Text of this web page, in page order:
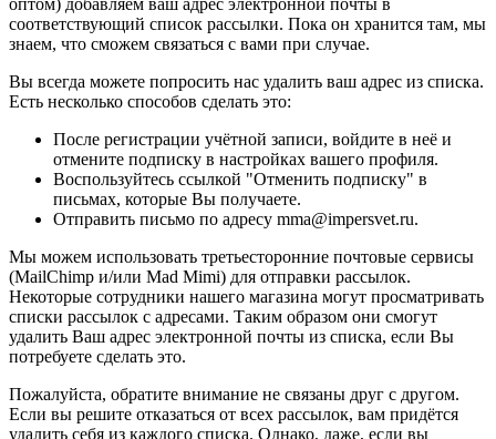
оптом) добавляем ваш адрес электронной почты в
соответствующий список рассылки. Пока он хранится там, мы
знаем, что сможем связаться с вами при случае.
Вы всегда можете попросить нас удалить ваш адрес из списка.
Есть несколько способов сделать это:
После регистрации учётной записи, войдите в неё и
отмените подписку в настройках вашего профиля.
Воспользуйтесь ссылкой "Отменить подписку" в
письмах, которые Вы получаете.
Отправить письмо по адресу mma@impersvet.ru.
Мы можем использовать третьесторонние почтовые сервисы
(MailChimp и/или Mad Mimi) для отправки рассылок.
Некоторые сотрудники нашего магазина могут просматривать
списки рассылок с адресами. Таким образом они смогут
удалить Ваш адрес электронной почты из списка, если Вы
потребуете сделать это.
Пожалуйста, обратите внимание не связаны друг с другом.
Если вы решите отказаться от всех рассылок, вам придётся
удалить себя из каждого списка. Однако, даже, если вы